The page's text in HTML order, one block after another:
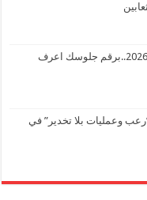
الشهادة الإعدادية بأسوان 2026..برقم جلوسك اعرف
وعمليات بلا تخدير” في